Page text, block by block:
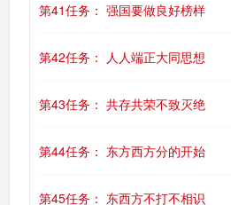
第41任务： 强国要做良好榜样
第42任务： 人人端正大同思想
第43任务： 共存共荣不致灭绝
第44任务： 东方西方分的开始
第45任务： 东西方不打不相识